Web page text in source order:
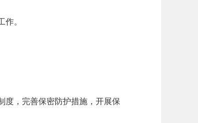
。
，完善保密防护措施，开展保